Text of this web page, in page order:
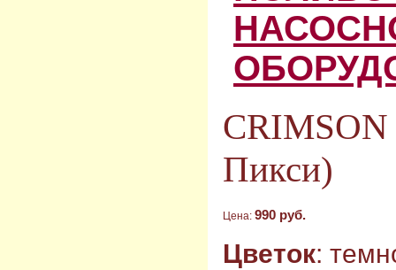
Пикси)
Цена: 990 руб.
Цветок: